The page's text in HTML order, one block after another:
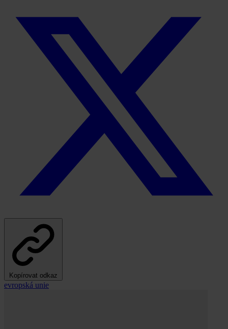
Kopírovat odkaz
evropská unie